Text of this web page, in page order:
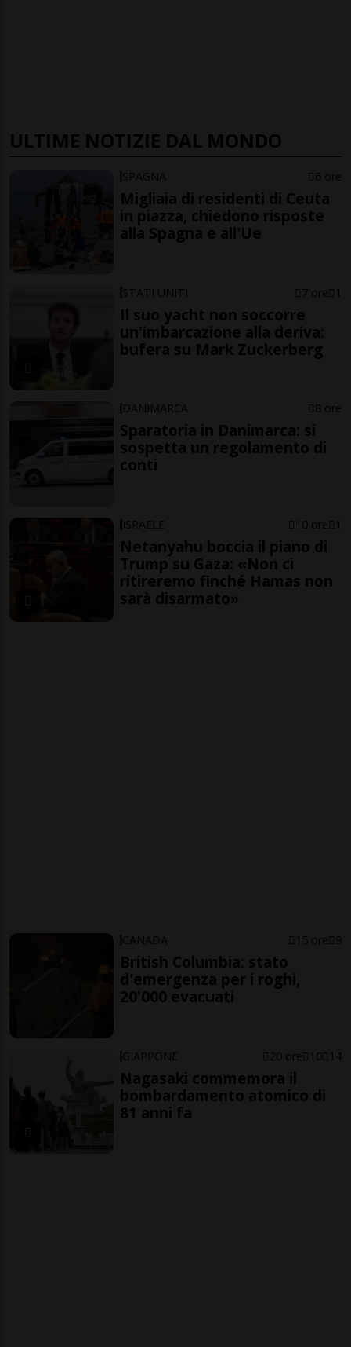
ULTIME NOTIZIE DAL MONDO
SPAGNA 6 ore
Migliaia di residenti di Ceuta
in piazza, chiedono risposte
alla Spagna e all'Ue
STATI UNITI 7 ore 1
Il suo yacht non soccorre
un'imbarcazione alla deriva:
bufera su Mark Zuckerberg
DANIMARCA 8 ore
Sparatoria in Danimarca: si
sospetta un regolamento di
conti
ISRAELE 10 ore 1
Netanyahu boccia il piano di
Trump su Gaza: «Non ci
ritireremo finché Hamas non
sarà disarmato»
CANADA 15 ore 9
British Columbia: stato
d'emergenza per i roghi,
20'000 evacuati
GIAPPONE 20 ore 10 14
Nagasaki commemora il
bombardamento atomico di
81 anni fa